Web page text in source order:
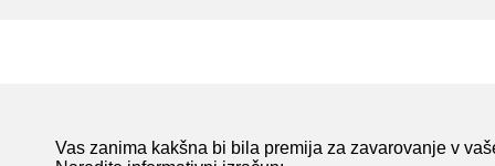
Vas zanima kakšna bi bila premija za zavarovanje v